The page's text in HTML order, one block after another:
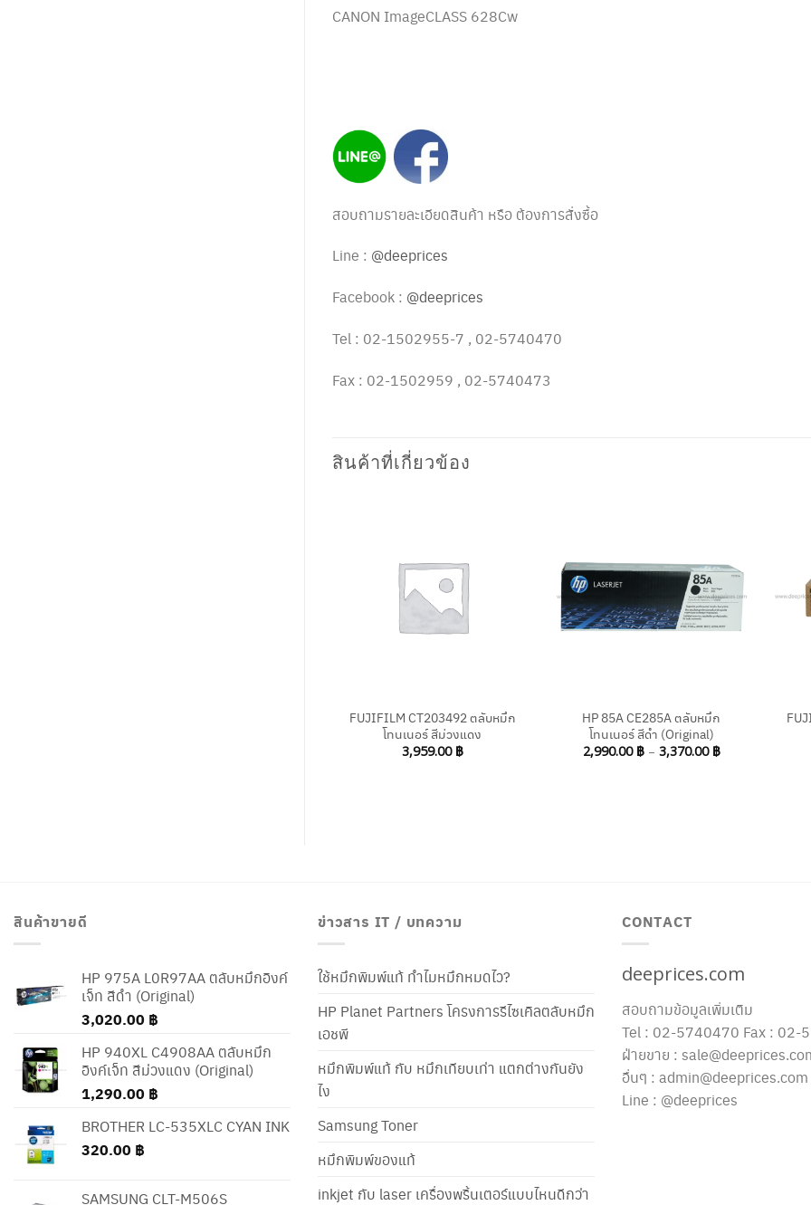
CANON ImageCLASS 628Cw
สอบถามรายละเอียดสินค้า หรือ ต้องการสั่งซื้อ
Line : @deeprices
Facebook : @deeprices
Tel : 02-1502955-7 , 02-5740470
Fax : 02-1502959 , 02-5740473
สินค้าที่เกี่ยวข้อง
FUJIFILM CT203492 ตลับหมึก
โทนเนอร์ สีม่วงแดง
3,959.00 ฿
HP 85A CE285A ตลับหมึก
โทนเนอร์ สีดำ (Original)
2,990.00 ฿ – 3,370.00 ฿Price
สินค้าขายดี
HP 975A L0R97AA ตลับหมึกอิงค์
เจ็ท สีดำ (Original)
3,020.00 ฿
HP 940XL C4908AA ตลับหมึก
อิงค์เจ็ท สีม่วงแดง (Original)
1,290.00 ฿
BROTHER LC-535XLC CYAN INK
320.00 ฿
SAMSUNG CLT-M506S
ข่าวสาร IT / บทความ
ใช้หมึกพิมพ์แท้ ทำไมหมึกหมดไว?
HP Planet Partners โครงการรีไซเคิลตลับหมึก
เอชพี
หมึกพิมพ์แท้ กับ หมึกเทียบเท่า แตกต่างกันยัง
ไง
Samsung Toner
หมึกพิมพ์ของแท้
inkjet กับ laser เครื่องพริ้นเตอร์แบบไหนดีกว่า
CONTACT
deeprices.com
สอบถามข้อมูลเพิ่มเติม
Tel : 02-5740470 Fax : 02-
ฝ่ายขาย :
อื่นๆ : admin@deeprices.com
Line : @deeprices